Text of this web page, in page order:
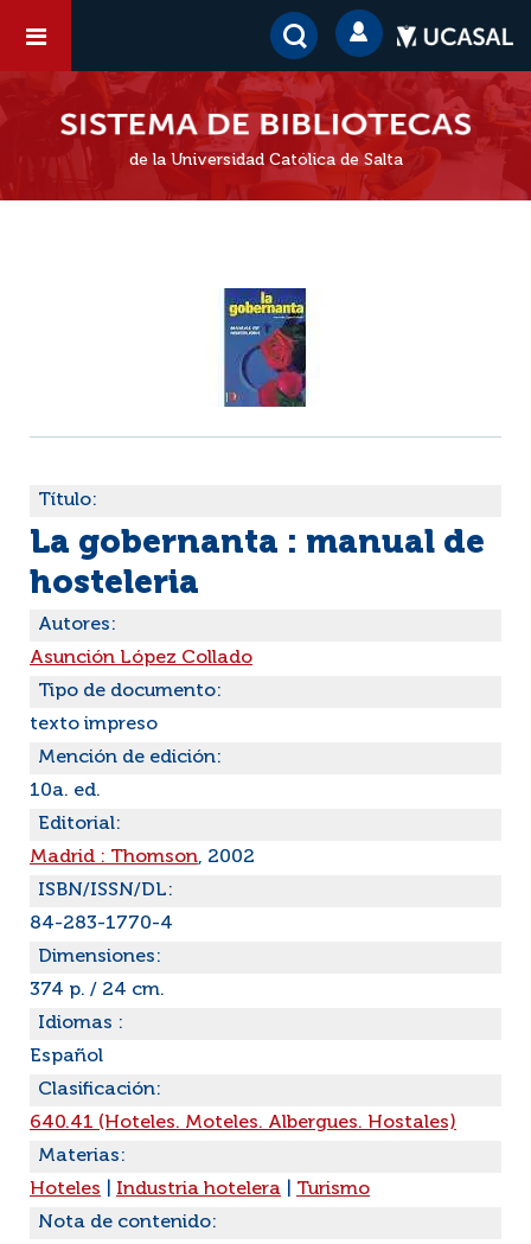
de la Universidad Católica de Salta
Título:
La gobernanta : manual de
hosteleria
Autores:
Asunción López Collado
Tipo de documento:
texto impreso
Mención de edición:
10a. ed.
Editorial:
Madrid : Thomson, 2002
ISBN/ISSN/DL:
84-283-1770-4
Dimensiones:
374 p. / 24 cm.
Idiomas :
Español
Clasificación:
640.41 (Hoteles. Moteles. Albergues. Hostales)
Materias:
Hoteles
Industria hotelera
Turismo
Nota de contenido: